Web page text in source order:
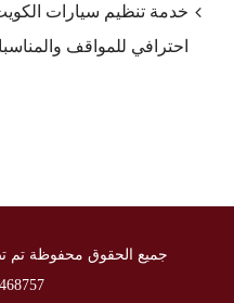
خدمة تنظيم سيارات
احترافي للمواقف
جميع الحقوق محفوظة تم